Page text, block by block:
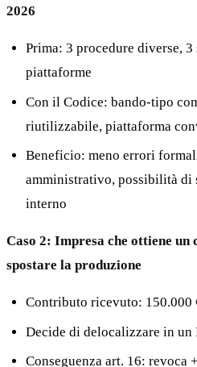
2026
Prima: 3 procedure diverse,
piattaforme
Con il Codice: bando-tipo
riutilizzabile, piattaforma
Beneficio: meno errori
amministrativo, possibilità di
interno
Caso 2: Impresa che ottiene
spostare la produzione
Contributo ricevuto: 150.000
Decide di delocalizzare in un
Conseguenza art. 16: revoca